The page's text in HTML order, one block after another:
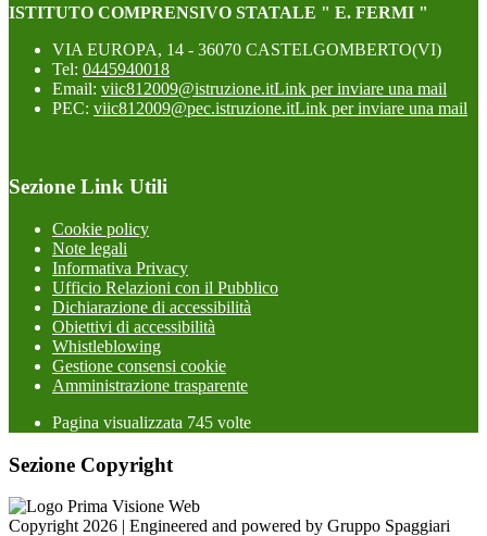
ISTITUTO COMPRENSIVO STATALE " E. FERMI "
VIA EUROPA, 14 - 36070 CASTELGOMBERTO(VI)
Tel: 0445940018
Email: viic812009@istruzione.itLink per inviare una mail
PEC: viic812009@pec.istruzione.itLink per inviare una mail
Sezione Link Utili
Cookie policy
Note legali
Informativa Privacy
Ufficio Relazioni con il Pubblico
Dichiarazione di accessibilità
Obiettivi di accessibilità
Whistleblowing
Gestione consensi cookie
Amministrazione trasparente
Pagina visualizzata 745 volte
Sezione Copyright
Copyright 2026 | Engineered and powered by Gruppo Spaggiari